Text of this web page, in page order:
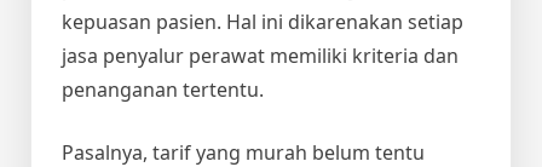
kepuasan pasien. Hal ini dikarenakan setiap
jasa penyalur perawat memiliki kriteria dan
penanganan tertentu.
Pasalnya, tarif yang murah belum tentu